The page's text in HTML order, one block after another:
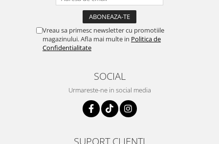
Vreau sa primesc newsletter cu promotiile
magazinului. Afla mai multe in Politica de
Confidentialitate
SOCIAL
Urmareste-ne in social media
SUPORT CLIENTI